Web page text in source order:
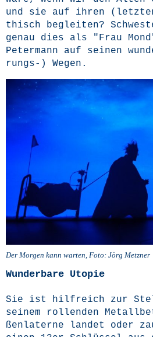
und sie auf ihren
thisch beglei­ten?
genau dies als "Frau
Peter­mann auf sei­nen
rungs-) Wegen.
Der Mor­gen kann war­ten, Foto: Jörg Metzner
Wunderbare Utopie
Sie ist hilf­reich zur
sei­nem rol­len­den
ßen­la­ter­ne lan­det oder